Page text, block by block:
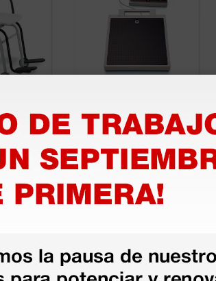
IIII
1 ud.
200 kg - Clase III
700,00 €